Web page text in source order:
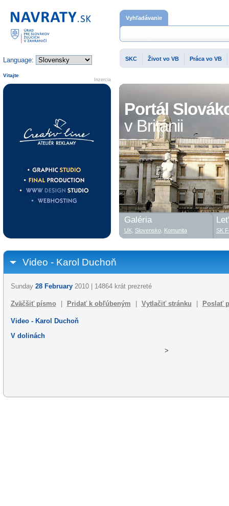
Portál
v Británii
Video - Karol Duchoň
Sunday 28 February2010 | 14864 krát prezreté
Zväčšiť písmo Pridať k obľúbeným Vytlačiť stránku Poslať
Video - Karol Duchoň
V dolinách
>
Domovská stránka
Language:
Vyhľadávanie
SKC Život vo VB Práca vo VB
Inzercia
Vitajte
Galéria
UK, Slovensko, Komunita SK